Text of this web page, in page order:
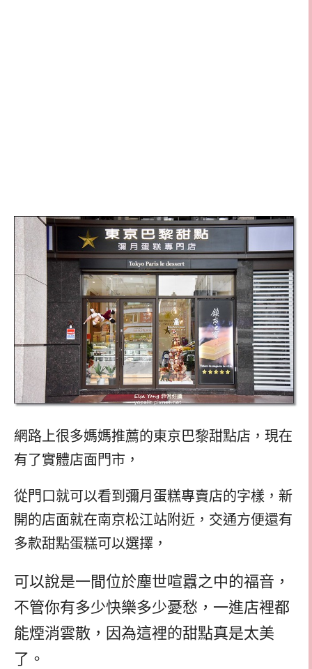
網路上很多媽媽推薦的東京巴黎甜點店，現在
有了實體店面門市，
從門口就可以看到彌月蛋糕專賣店的字樣，新
開的店面就在南京松江站附近，交通方便還有
多款甜點蛋糕可以選擇，
可以說是一間位於塵世喧囂之中的福音，
不管你有多少快樂多少憂愁，一進店裡都
能煙消雲散，因為這裡的甜點真是太美
了。